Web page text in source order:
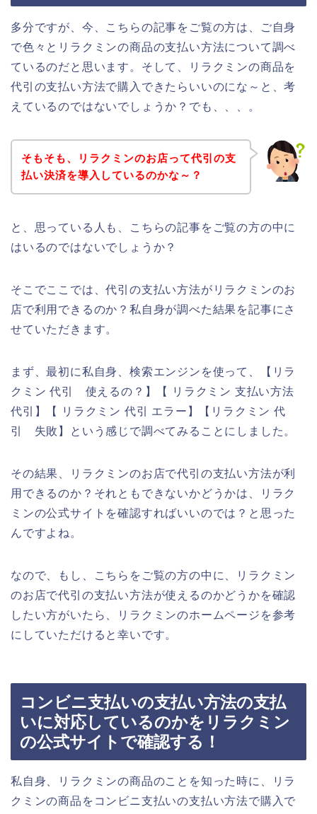
多分ですが、今、こちらの記事をご覧の方は、ご自身
で色々とリラクミンの商品の支払い方法について調べ
ているのだと思います。そして、リラクミンの商品を
代引の支払い方法で購入できたらいいのにな～と、考
えているのではないでしょうか？でも、、、。
そもそも、リラクミンのお店って代引の支
払い決済を導入しているのかな～？
と、思っている人も、こちらの記事をご覧の方の中に
はいるのではないでしょうか？
そこでここでは、代引の支払い方法がリラクミンのお
店で利用できるのか？私自身が調べた結果を記事にさ
せていただきます。
まず、最初に私自身、検索エンジンを使って、【リラ
クミン 代引 使えるの？】【 リラクミン 支払い方法
代引】【 リラクミン 代引 エラー】【リラクミン 代
引 失敗】という感じで調べてみることにしました。
その結果、リラクミンのお店で代引の支払い方法が利
用できるのか？それともできないかどうかは、リラク
ミンの公式サイトを確認すればいいのでは？と思った
んですよね。
なので、もし、こちらをご覧の方の中に、リラクミン
のお店で代引の支払い方法が使えるのかどうかを確認
したい方がいたら、リラクミンのホームページを参考
にしていただけると幸いです。
コンビニ支払いの支払い方法の支払
いに対応しているのかをリラクミン
の公式サイトで確認する！
私自身、リラクミンの商品のことを知った時に、リラ
クミンの商品をコンビニ支払いの支払い方法で購入で